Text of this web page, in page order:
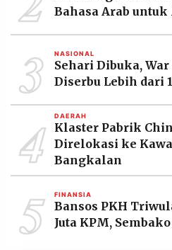
PT.
RESOLUSI
MEDIA
Bahasa Arab untuk
3 NASIONAL
Sehari Dibuka,
Diserbu Lebih dari
4 DAERAH
Klaster Pabrik
Direlokasi ke
Bangkalan
5 FINANSIA
Bansos PKH
Juta KPM,